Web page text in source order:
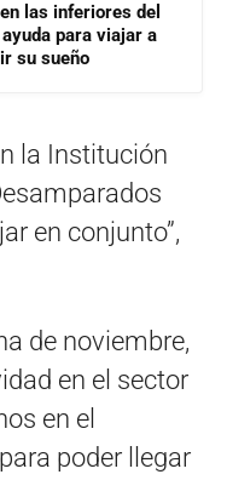
las inferiores del
para viajar a
su sueño
la Institución
en conjunto”,
de noviembre,
en el sector
en el
poder llegar